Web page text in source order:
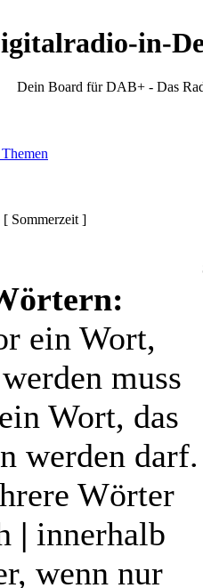
in-
Dein Board für DAB+ - Das
Sommerzeit ]
ein Wort,
muss
Wort, das
werden darf.
Wörter
| innerhalb
wenn nur